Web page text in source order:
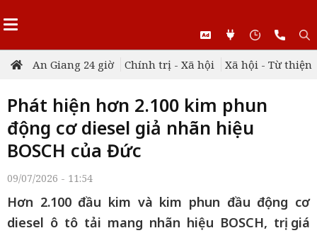
An Giang 24 giờ Chính trị - Xã hội Xã hội - Từ thiện
Phát hiện hơn 2.100 kim phun
động cơ diesel giả nhãn hiệu
BOSCH của Đức
09/07/2026 - 11:54
Hơn 2.100 đầu kim và kim phun đầu động cơ
diesel ô tô tải mang nhãn hiệu BOSCH, trị giá